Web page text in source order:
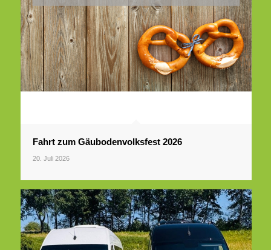
Fahrt zum Gäubodenvolksfest 2026
20. Juli 2026